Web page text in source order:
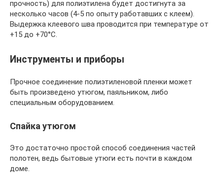
прочность) для полиэтилена будет достигнута за
несколько часов (4-5 по опыту работавших с клеем).
Выдержка клеевого шва проводится при температуре от
+15 до +70°С.
Инструменты и приборы
Прочное соединение полиэтиленовой пленки может
быть произведено утюгом, паяльником, либо
специальным оборудованием.
Спайка утюгом
Это достаточно простой способ соединения частей
полотен, ведь бытовые утюги есть почти в каждом
доме.